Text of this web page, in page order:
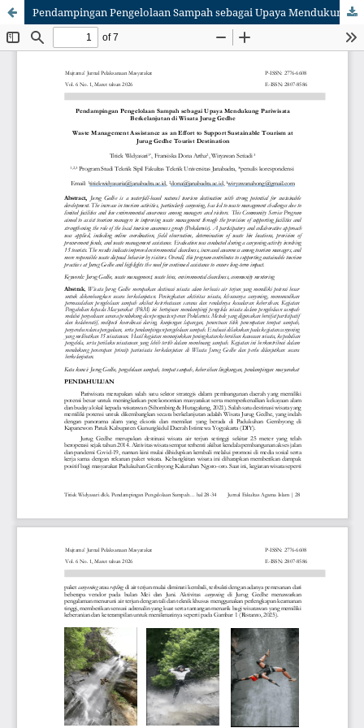
Pendampingan Pengelolaan Sampah sebagai Upaya Mendukung Pariwisata Berkelanjutan di Wisata Jurug Gedhe